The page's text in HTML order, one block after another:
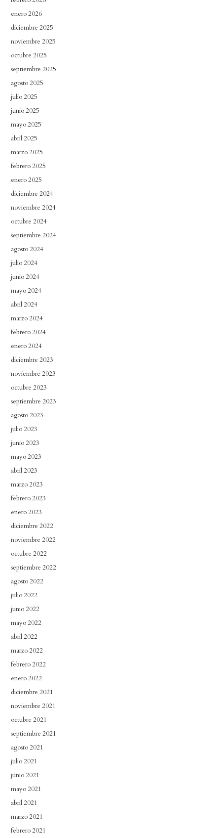
enero 2026
diciembre 2025
noviembre 2025
octubre 2025
septiembre 2025
agosto 2025
julio 2025
junio 2025
mayo 2025
abril 2025
marzo 2025
febrero 2025
enero 2025
diciembre 2024
noviembre 2024
octubre 2024
septiembre 2024
agosto 2024
julio 2024
junio 2024
mayo 2024
abril 2024
marzo 2024
febrero 2024
enero 2024
diciembre 2023
noviembre 2023
octubre 2023
septiembre 2023
agosto 2023
julio 2023
junio 2023
mayo 2023
abril 2023
marzo 2023
febrero 2023
enero 2023
diciembre 2022
noviembre 2022
octubre 2022
septiembre 2022
agosto 2022
julio 2022
junio 2022
mayo 2022
abril 2022
marzo 2022
febrero 2022
enero 2022
diciembre 2021
noviembre 2021
octubre 2021
septiembre 2021
agosto 2021
julio 2021
junio 2021
mayo 2021
abril 2021
marzo 2021
febrero 2021